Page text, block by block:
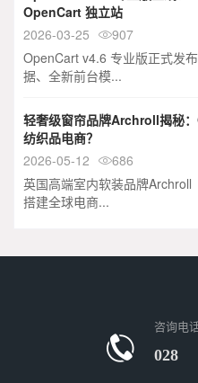
OpenCart 独立站
2026-03-25
907
OpenCart v4.6 专业版正式发
据、全新前台模...
轻奢级窗帘品牌Archroll揭秘
纺织品电商？
2026-05-12
686
英国高端室内软装品牌
搭建全球电商...
咨询电话
028